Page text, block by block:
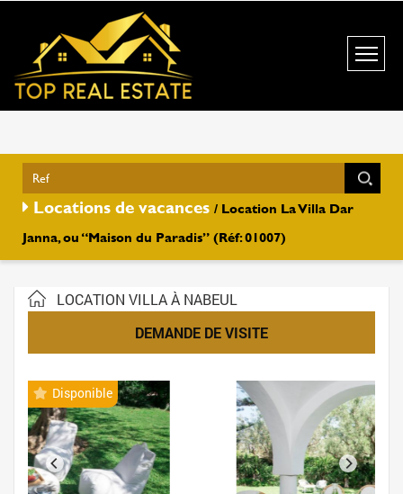
Locations de vacances / Location La Villa Dar
Janna, ou “Maison du Paradis” (Réf: 01007)
LOCATION VILLA À NABEUL
DEMANDE DE VISITE
Disponible